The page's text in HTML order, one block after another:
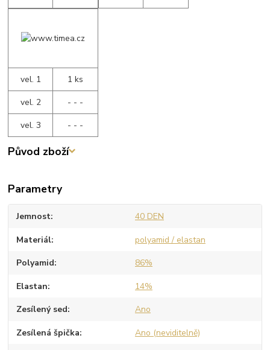
vel. 1
1 ks
vel. 2
- - -
vel. 3
- - -
Původ zboží
Parametry
Jemnost 40 DEN
Materiál polyamid / elastan
Polyamid 86%
Elastan 14%
Zesílený sed Ano
Zesílená špička Ano (neviditelně)